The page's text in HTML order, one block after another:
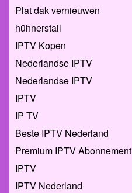
Plat dak vernieuwen
hühnerstall
IPTV Kopen
Nederlandse IPTV
Nederlandse IPTV
IPTV
IP TV
Beste IPTV Nederland
Premium IPTV Abonnement
IPTV
IPTV Nederland